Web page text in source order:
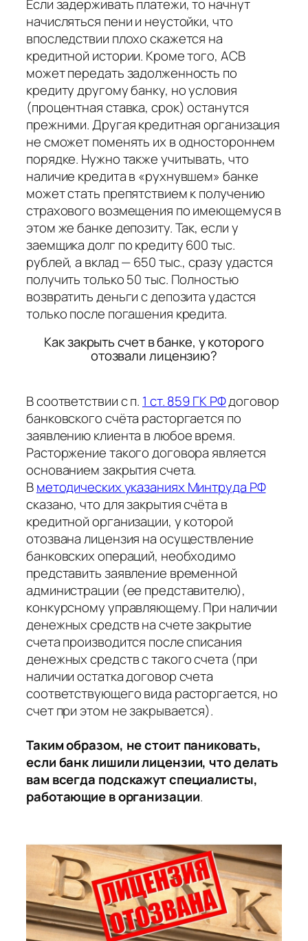
Если задерживать платежи, то начнут
начисляться пени и неустойки, что
впоследствии плохо скажется на
кредитной истории. Кроме того, АСВ
может передать задолженность по
кредиту другому банку, но условия
(процентная ставка, срок) останутся
прежними. Другая кредитная организация
не сможет поменять их в одностороннем
порядке. Нужно также учитывать, что
наличие кредита в «рухнувшем» банке
может стать препятствием к получению
страхового возмещения по имеющемуся в
этом же банке депозиту. Так, если у
заемщика долг по кредиту 600 тыс.
рублей, а вклад — 650 тыс., сразу удастся
получить только 50 тыс. Полностью
возвратить деньги с депозита удастся
только после погашения кредита.
Как закрыть счет в банке, у которого
отозвали лицензию?
В соответствии с п. 1 ст. 859 ГК РФдоговор
банковского счёта расторгается по
заявлению клиента в любое время.
Расторжение такого договора является
основанием закрытия счета.
Вметодических указаниях Минтруда РФ
сказано, что для закрытия счёта в
кредитной организации, у которой
отозвана лицензия на осуществление
банковских операций, необходимо
представить заявление временной
администрации (ее представителю),
конкурсному управляющему. При наличии
денежных средств на счете закрытие
счета производится после списания
денежных средств с такого счета (при
наличии остатка договор счета
соответствующего вида расторгается, но
счет при этом не закрывается).
Таким образом, не стоит паниковать,
если банк лишили лицензии, что делать
вам всегда подскажут специалисты,
работающие в организации.